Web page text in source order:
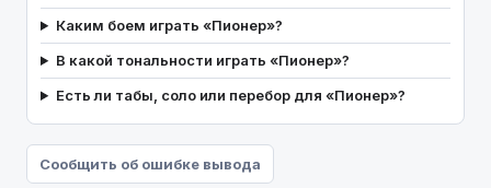
Сообщить об ошибке вывода
Каким боем играть «Пионер»?
В какой тональности играть «Пионер»?
Есть ли табы, соло или перебор для «Пионер»?